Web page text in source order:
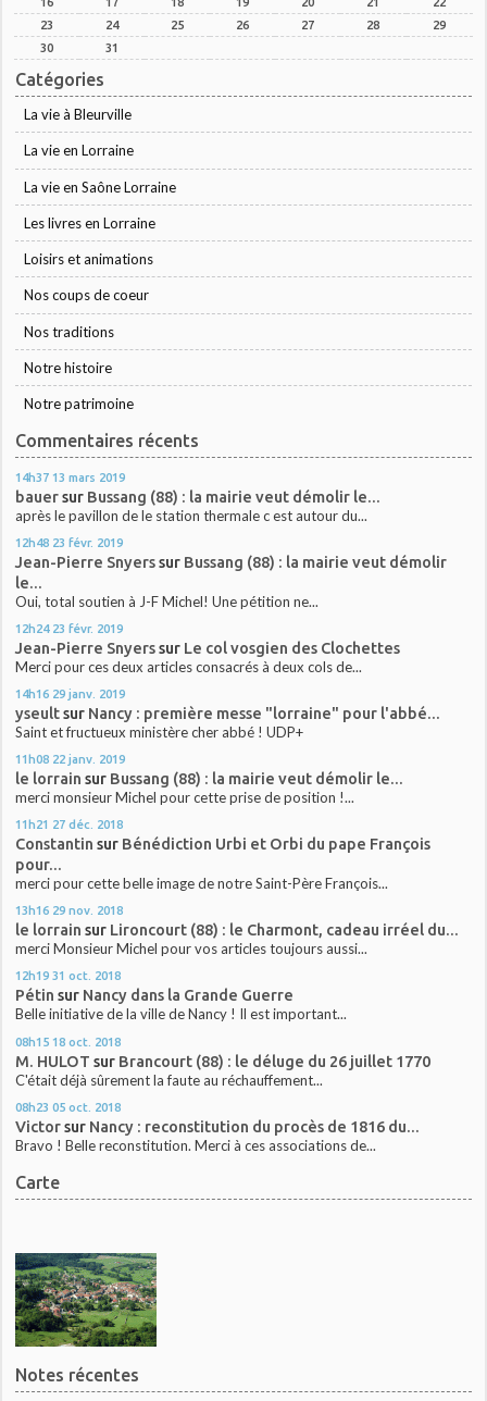
23
24 25 26 27 28
29
30
31
Catégories
La vie à Bleurville
La vie en Lorraine
La vie en Saône Lorraine
Les livres en Lorraine
Loisirs et animations
Nos coups de coeur
Nos traditions
Notre histoire
Notre patrimoine
Commentaires récents
14h37 13 mars 2019
bauersur Bussang (88) : la mairie veut démolir le...
après le pavillon de le station thermale c est autour du...
12h48 23 févr. 2019
Jean-Pierre Snyerssur Bussang (88) : la mairie veut démolir
le...
Oui, total soutien à J-F Michel! Une pétition ne...
12h24 23 févr. 2019
Jean-Pierre Snyerssur Le col vosgien des Clochettes
Merci pour ces deux articles consacrés à deux cols de...
14h16 29 janv. 2019
yseultsur Nancy : première messe "lorraine" pour l'abbé...
Saint et fructueux ministère cher abbé ! UDP+
11h08 22 janv. 2019
le lorrain sur Bussang (88) : la mairie veut démolir le...
merci monsieur Michel pour cette prise de position !...
11h21 27 déc. 2018
Constantin sur Bénédiction Urbi et Orbi du pape François
pour...
merci pour cette belle image de notre Saint-Père François...
13h16 29 nov. 2018
le lorrain sur Lironcourt (88) : le Charmont, cadeau irréel du...
merci Monsieur Michel pour vos articles toujours aussi...
12h19 31 oct. 2018
Pétin sur Nancy dans la Grande Guerre
Belle initiative de la ville de Nancy ! Il est important...
08h15 18 oct. 2018
M. HULOT sur Brancourt (88) : le déluge du 26 juillet 1770
C'était déjà sûrement la faute au réchauffement...
08h23 05 oct. 2018
Victorsur Nancy : reconstitution du procès de 1816 du...
Bravo ! Belle reconstitution. Merci à ces associations de...
Carte
Notes récentes